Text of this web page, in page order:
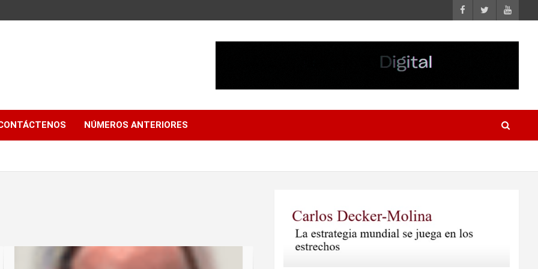
NÚMEROS ANTERIORES